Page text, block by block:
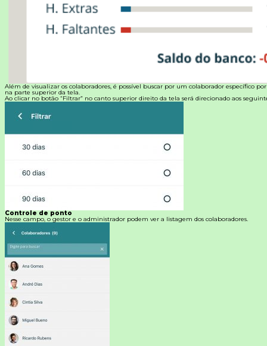
Além de visualizar os colaboradores, é possível buscar por um colaborador específico
na parte superior da tela.
Ao clicar no botão “Filtrar” no canto superior direito da tela será direcionado aos
Controle de ponto
Nesse campo, o gestor e o administrador podem ver a listagem dos colaboradores.